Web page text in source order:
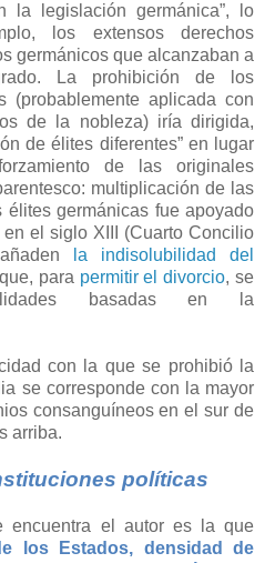
la legislación germánica”, lo
los extensos derechos
germánicos que alcanzaban a
La prohibición de los
(probablemente aplicada con
de la nobleza) iría dirigida,
de élites diferentes” en lugar
de las originales
multiplicación de las
germánicas fue apoyado
el siglo XIII (Cuarto Concilio
la indisolubilidad del
para permitir el divorcio, se
basadas en la
con la que se prohibió la
se corresponde con la mayor
consanguíneos en el sur de
arriba.
políticas
encuentra el autor es la que
los Estados, densidad de